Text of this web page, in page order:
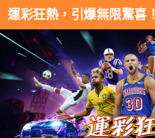
Skip to content
運彩狂熱，引爆無限驚喜！